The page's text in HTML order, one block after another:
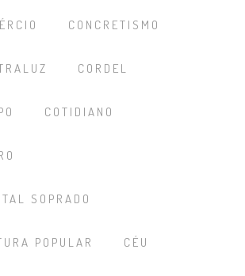
CONCRETISMO
CORDEL
COTIDIANO
SOPRADO
POPULAR CÉU